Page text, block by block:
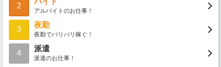
2
アルバイトのお仕事！
3
夜勤
夜勤でバリバリ稼ぐ！
4
派遣
派遣のお仕事！